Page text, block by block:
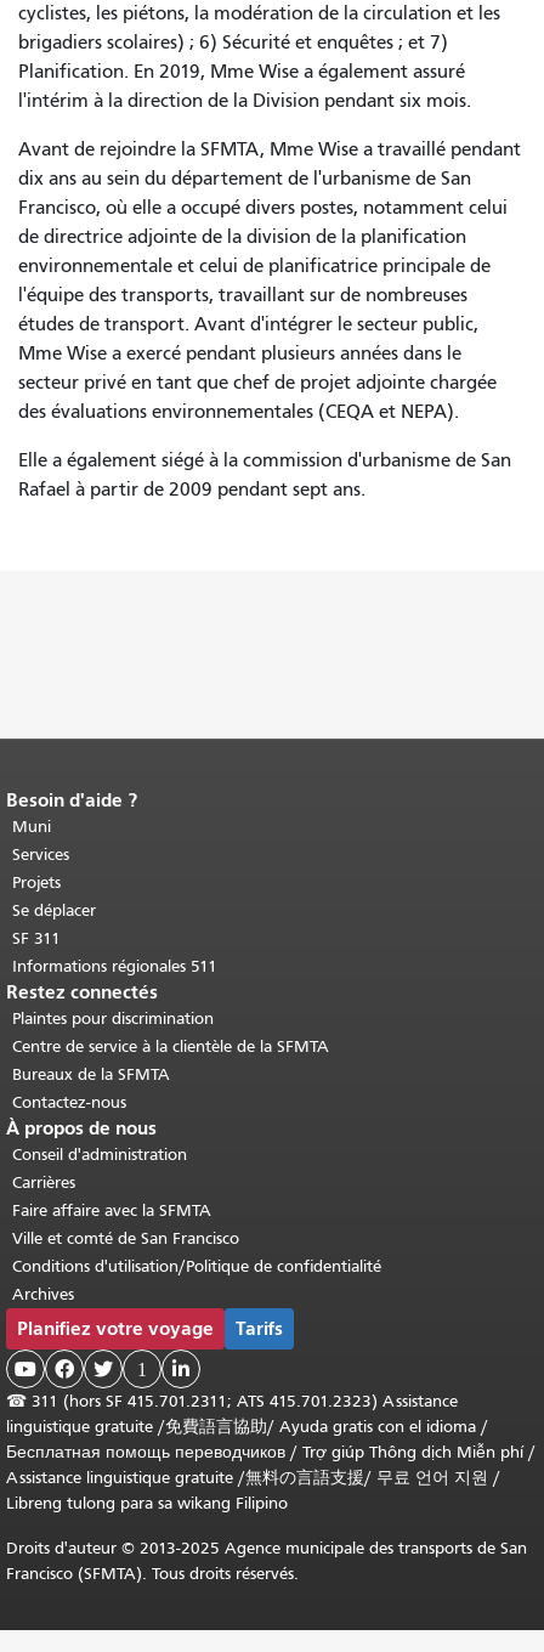
cyclistes, les piétons, la modération de la circulation et les
brigadiers scolaires) ; 6) Sécurité et enquêtes ; et 7)
Planification. En 2019, Mme Wise a également assuré
l'intérim à la direction de la Division pendant six mois.
Avant de rejoindre la SFMTA, Mme Wise a travaillé pendant
dix ans au sein du département de l'urbanisme de San
Francisco, où elle a occupé divers postes, notamment celui
de directrice adjointe de la division de la planification
environnementale et celui de planificatrice principale de
l'équipe des transports, travaillant sur de nombreuses
études de transport. Avant d'intégrer le secteur public,
Mme Wise a exercé pendant plusieurs années dans le
secteur privé en tant que chef de projet adjointe chargée
des évaluations environnementales (CEQA et NEPA).
Elle a également siégé à la commission d'urbanisme de San
Rafael à partir de 2009 pendant sept ans.
Fin du contenu de la page.
cette page se répète sur chaque page.
Retour au haut du contenu principal
Besoin d'aide ?
Muni
Services
Projets
Se déplacer
SF 311
Informations régionales 511
Restez connectés
Plaintes pour discrimination
Centre de service à la clientèle de la SFMTA
Bureaux de la SFMTA
Contactez-nous
À propos de nous
Conseil d'administration
Carrières
Faire affaire avec la SFMTA
Ville et comté de San Francisco
Conditions d'utilisation/Politique de confidentialité
Archives
Planifiez votre voyage Tarifs
   1 
☎ 311 (hors SF 415.701.2311; ATS 415.701.2323) Assistance
linguistique gratuite /免費語言協助/ Ayuda gratis con el idioma /
Бесплатная помощь переводчиков / Trợ giúp Thông dịch Miễn phí/
Assistance linguistique gratuite /無料の言語支援/ 무료 언어 지원 /
Libreng tulong para sa wikang Filipino
Droits d'auteur © 2013-2025 Agence municipale des transports de San
Francisco (SFMTA). Tous droits réservés.